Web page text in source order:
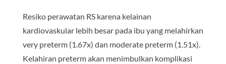
Resiko perawatan RS karena kelainan
kardiovaskular lebih besar pada ibu yang melahirkan
very preterm (1.67x) dan moderate preterm (1.51x).
Kelahiran preterm akan menimbulkan komplikasi